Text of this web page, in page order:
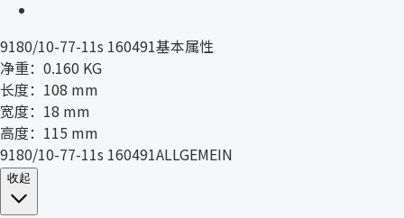
9180/10-77-11s 160491基本属性
净重：0.160 KG
长度：108 mm
宽度：18 mm
高度：115 mm
9180/10-77-11s 160491ALLGEMEIN
收起